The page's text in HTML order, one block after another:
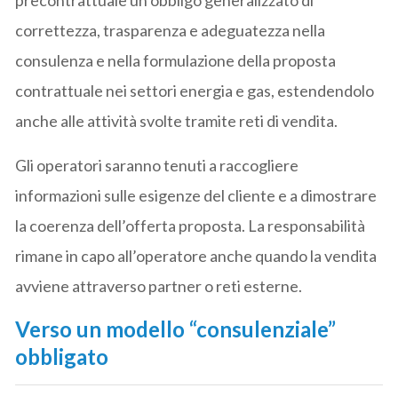
correttezza, trasparenza e adeguatezza nella
consulenza e nella formulazione della proposta
contrattuale nei settori energia e gas, estendendolo
anche alle attività svolte tramite reti di vendita.
Gli operatori saranno tenuti a raccogliere
informazioni sulle esigenze del cliente e a dimostrare
la coerenza dell’offerta proposta. La responsabilità
rimane in capo all’operatore anche quando la vendita
avviene attraverso partner o reti esterne.
Verso un modello “consulenziale”
obbligato